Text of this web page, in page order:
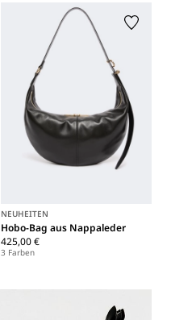
NEUHEITEN
Hobo-Bag aus Nappaleder
425,00 €
3 Farben